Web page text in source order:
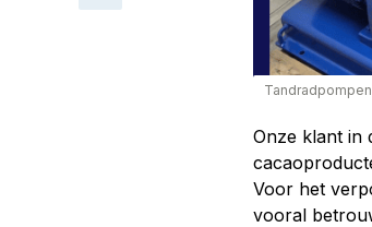
Onze klant in
Voor het
vooral